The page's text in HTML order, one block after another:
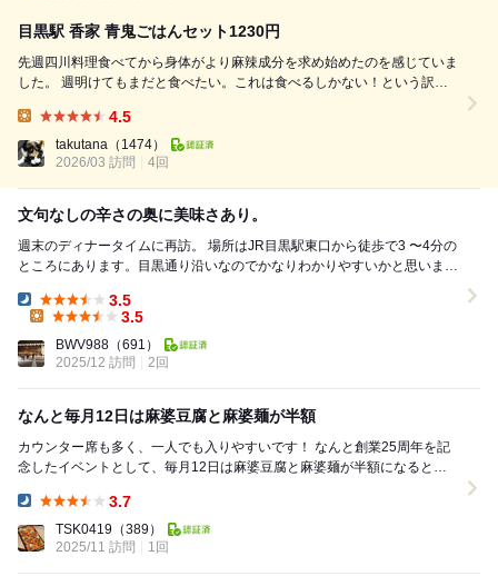
目黒駅 香家 青鬼ごはんセット1230円
先週四川料理食べてから身体がより麻辣成分を求め始めたのを感じていま
した。 週明けてもまだと食べたい。これは食べるしかない！という訳で
入るのは久々だなー。 注文はもち、青鬼！辛さはもちろん痺れる辛さが
魅力のスープ！うーん、楽...
4.5
takutana （1474）
2026/03 訪問
4回
文句なしの辛さの奥に美味さあり。
週末のディナータイムに再訪。 場所はJR目黒駅東口から徒歩で3 〜4分の
ところにあります。目黒通り沿いなのでかなりわかりやすいかと思いま
Dinner:
3.5
3.5
BWV988 （691）
2025/12 訪問
2回
なんと毎月12日は麻婆豆腐と麻婆麺が半額
カウンター席も多く、一人でも入りやすいです！ なんと創業25周年を記
念したイベントとして、毎月12日は麻婆豆腐と麻婆麺が半額になるとい
3.7
TSK0419 （389）
2025/11 訪問
1回